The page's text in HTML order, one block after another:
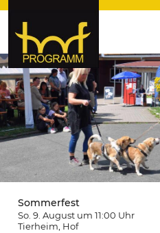
hof-programm –
Hochfranken
Sommerfest
So. 9. August um 11:00 Uhr
Tierheim , Hof